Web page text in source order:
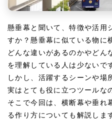
懸垂幕と聞いて、特徴や活用
すか？懸垂幕に似ている物に
どんな違いがあるのかやどん
を理解している人は少ないで
しかし、活躍するシーンや場
実はとても役に立つツールな
そこで今回は、横断幕や垂れ
る作り方についても解説しま